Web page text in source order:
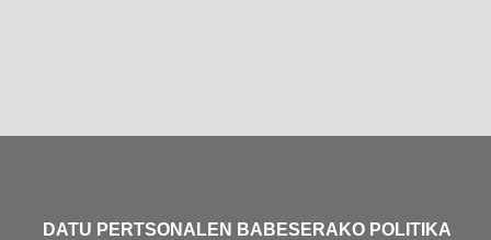
DATU PERTSONALEN BABESERAKO POLITIKA